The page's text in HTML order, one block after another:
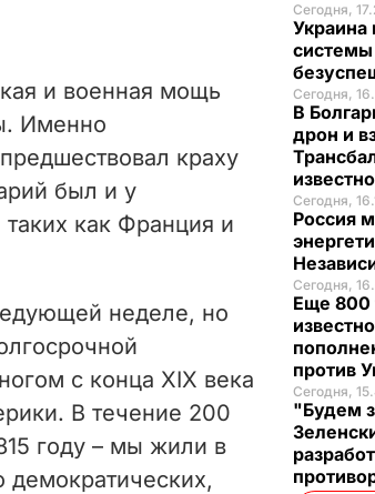
и военная мощь
Именно
краху
был и у
как Франция и
неделе, но
с конца ХIХ века
В течение 200
году – мы жили в
демократических,
Сегодня,
Украина
Сегодня,
В
дрон и
известно
Сегодня,
Россия
Сегодня,
Еще 800
против
Сегодня,
"Будем